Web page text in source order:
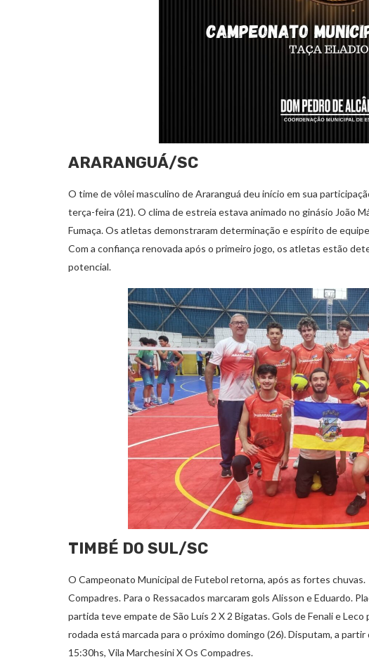
ARARANGUÁ/SC
O time de vôlei masculino de Araranguá deu início em sua
terça-feira (21). O clima de estreia estava animado no ginásio João
Fumaça. Os atletas demonstraram determinação e espírito de
Com a confiança renovada após o primeiro jogo, os atletas estão
potencial.
TIMBÉ DO SUL/SC
O Campeonato Municipal de Futebol retorna, após as fortes
Compadres. Para o Ressacados marcaram gols Alisson e Eduardo.
partida teve empate de São Luís 2 X 2 Bigatas. Gols de Fenali e
rodada está marcada para o próximo domingo (26). Disputam, a
15:30hs, Vila Marchesini X Os Compadres.